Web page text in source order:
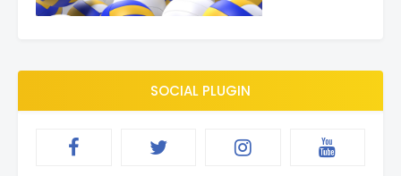
SOCIAL PLUGIN